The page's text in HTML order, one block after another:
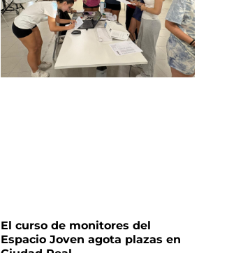
El curso de monitores del
Espacio Joven agota plazas en